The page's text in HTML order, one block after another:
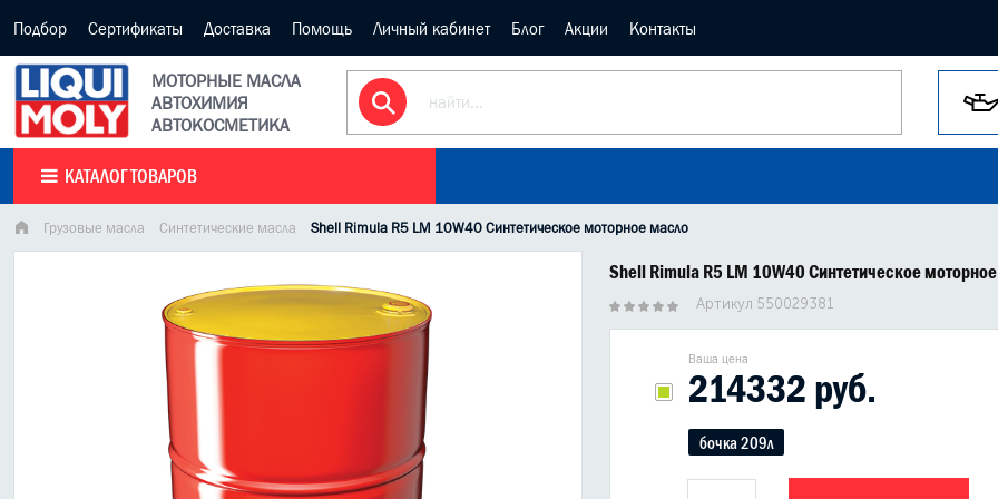
Подбор Сертификаты Доставка Помощь Личный кабинет Блог Акции Контакты
МОТОРНЫЕ МАСЛА
АВТОХИМИЯ
АВТОКОСМЕТИКА
КАТАЛОГ ТОВАРОВ
Грузовые масла Синтетические масла Shell Rimula R5 LM 10W40 Синтетическое моторное масло
Shell Rimula R5 LM 10W40 Синтетическое
Артикул 550029381
Ваша цена
214332 руб.
бочка 209л